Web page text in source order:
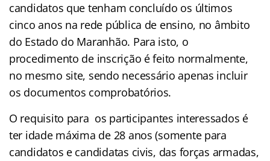
candidatos que tenham concluído os últimos
cinco anos na rede pública de ensino, no âmbito
do Estado do Maranhão. Para isto, o
procedimento de inscrição é feito normalmente,
no mesmo site, sendo necessário apenas incluir
os documentos comprobatórios.
O requisito para os participantes interessados é
ter idade máxima de 28 anos (somente para
candidatos e candidatas civis, das forças armadas,